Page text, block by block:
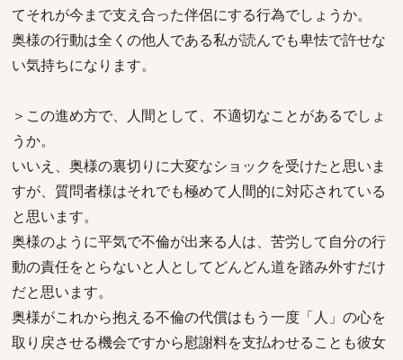
てそれが今まで支え合った伴侶にする行為でしょうか。
奥様の行動は全くの他人である私が読んでも卑怯で許せな
い気持ちになります。
＞この進め方で、人間として、不適切なことがあるでしょ
うか。
いいえ、奥様の裏切りに大変なショックを受けたと思いま
すが、質問者様はそれでも極めて人間的に対応されている
と思います。
奥様のように平気で不倫が出来る人は、苦労して自分の行
動の責任をとらないと人としてどんどん道を踏み外すだけ
だと思います。
奥様がこれから抱える不倫の代償はもう一度「人」の心を
取り戻させる機会ですから慰謝料を支払わせることも彼女